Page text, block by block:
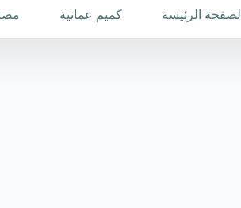
الصفحة الرئيسة كميم عمانية